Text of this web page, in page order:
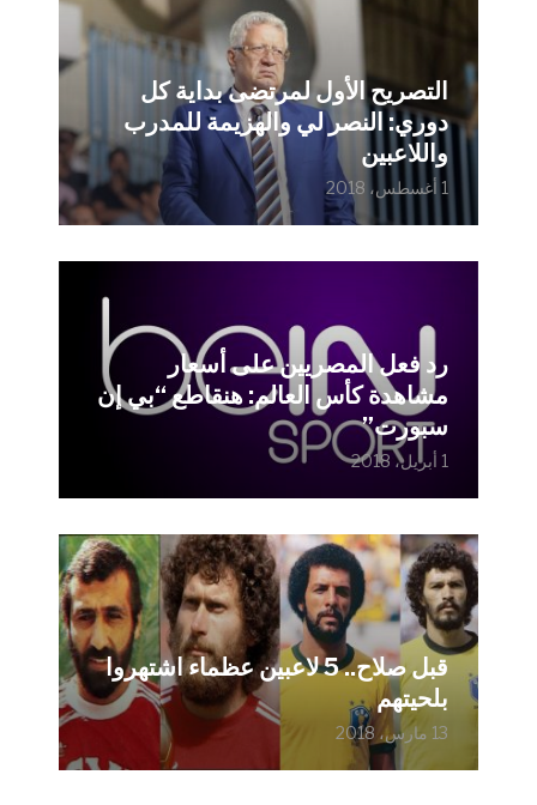
التصريح الأول لمرتضى بداية كل
دوري: النصر لي والهزيمة للمدرب
واللاعبين
1 أغسطس، 2018
رد فعل المصريين على أسعار
مشاهدة كأس العالم: هنقاطع “بي إن
سبورت”
1 أبريل، 2018
قبل صلاح.. 5 لاعبين عظماء اشتهروا
بلحيتهم
13 مارس، 2018